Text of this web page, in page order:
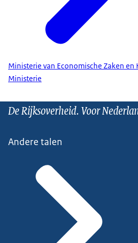
Ministerie van Economische Zaken en
Ministerie
De Rijksoverheid. Voor
Andere talen